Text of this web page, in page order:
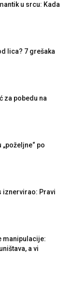
u srcu: Kada
lica? 7 grešaka
za pobedu na
„poželjne“ po
iznervirao: Pravi
manipulacije:
a vi